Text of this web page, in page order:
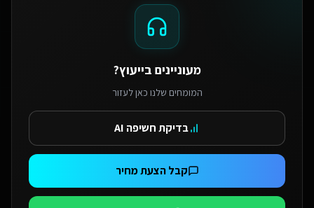
מעוניינים בייעוץ?
המומחים שלנו כאן לעזור
בדיקת חשיפה AI
קבל הצעת מחיר